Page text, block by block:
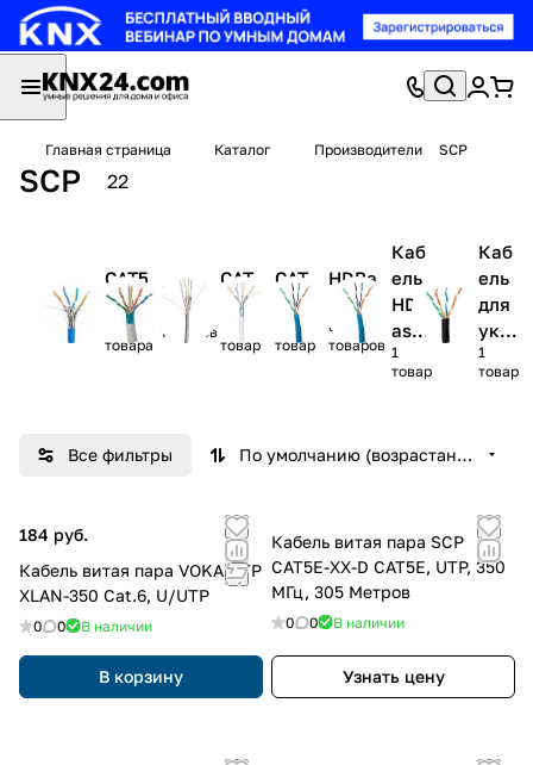
Главная страница Каталог Производители SCP
SCP 22
CAT5
E
товара
CAT6
товаров
CAT
6A
товар
CAT
7A
товар
HDBa
seT
8
товаров
Каб
ель
HDB
ase
T
1
товар
Каб
ель
для
укл
адк
и в
1
товар
Все фильтры По умолчанию (возрастание)
184 руб.
Кабель витая пара VOKA UTP
XLAN-350 Cat.6, U/UTP
0 0 В наличии
В корзину
Кабель витая пара SCP
CAT5E-XX-D CAT5Е, UTP, 350
МГц, 305 Метров
0 0 В наличии
Узнать цену